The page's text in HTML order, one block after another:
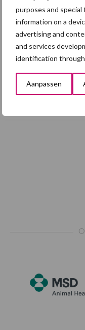
purposes and
information on a
advertising and
and services
identification
Aanpassen